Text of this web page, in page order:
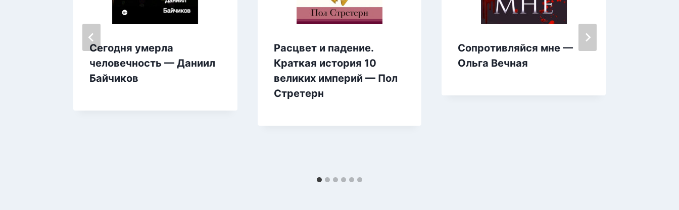
Сегодня умерла
человечность — Даниил
Байчиков
Расцвет и падение.
Краткая история 10
великих империй — Пол
Стретерн
Сопротивляйся мне —
Ольга Вечная